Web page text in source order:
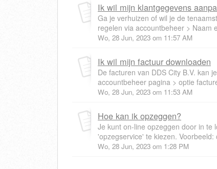
Ik wil mijn klantgegevens
Ga je verhuizen of wil je de
regelen via accountbeheer > Naam
Wo, 28 Jun, 2023 om 11:57 AM
Ik wil mijn factuur downloaden
De facturen van DDS City B.V. kan
accountbeheer pagina > optie
Wo, 28 Jun, 2023 om 11:53 AM
Hoe kan ik opzeggen?
Je kunt on-line opzeggen door in te
'opzegservice' te kiezen. Voorbeeld:
Wo, 28 Jun, 2023 om 1:28 PM